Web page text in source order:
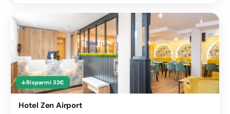
↓Risparmi 32€
Hotel Zen Airport